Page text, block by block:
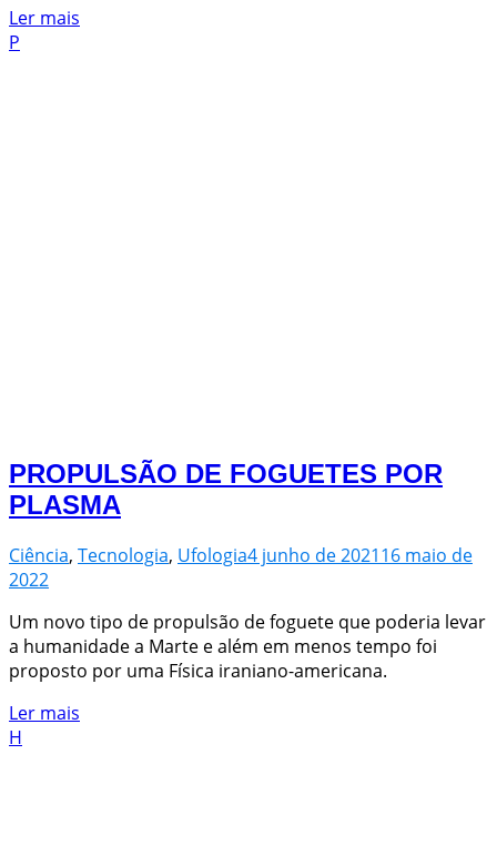
Ler mais
P
PROPULSÃO DE FOGUETES POR
PLASMA
Ciência, Tecnologia, Ufologia4 junho de 202116 maio de
2022
Um novo tipo de propulsão de foguete que poderia levar
a humanidade a Marte e além em menos tempo foi
proposto por uma Física iraniano-americana.
Ler mais
H